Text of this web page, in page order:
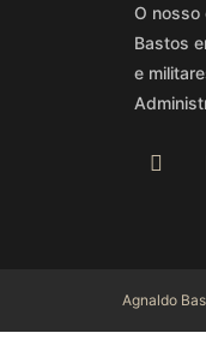
O nosso
Bastos
e
Agnaldo